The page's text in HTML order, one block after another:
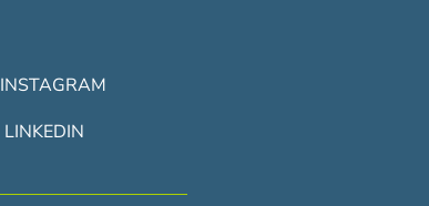
INSTAGRAM
LINKEDIN